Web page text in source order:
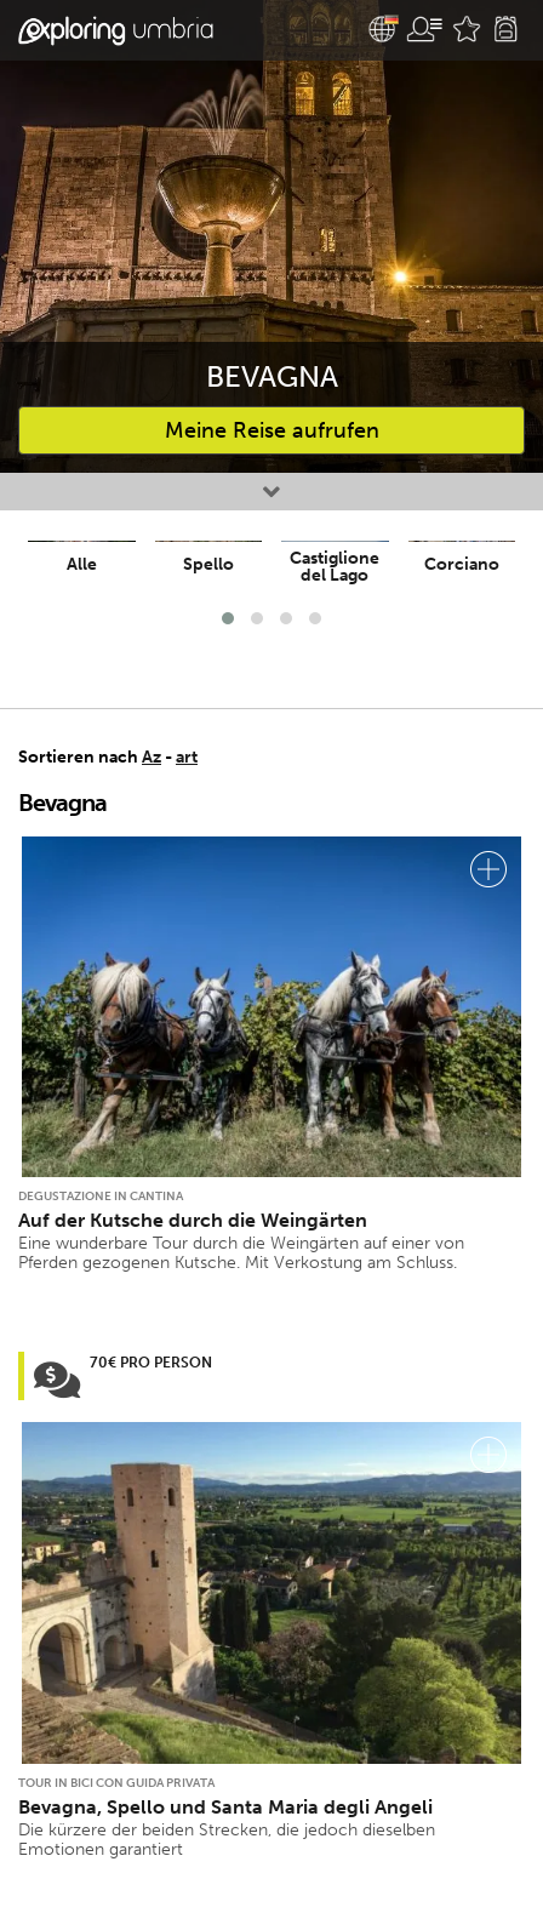
BEVAGNA
Meine Reise aufrufen
Bevorzugte Aktivitäten
Alle Spello
Castiglione
del Lago
Corciano
Sortieren nach Az -art
Bevagna
DEGUSTAZIONE IN CANTINA
Auf der Kutsche durch die Weingärten
Eine wunderbare Tour durch die Weingärten auf einer von
Pferden gezogenen Kutsche. Mit Verkostung am Schluss.
70€ PRO PERSON
TOUR IN BICI CON GUIDA PRIVATA
Bevagna, Spello und Santa Maria degli Angeli
Die kürzere der beiden Strecken, die jedoch dieselben
Emotionen garantiert